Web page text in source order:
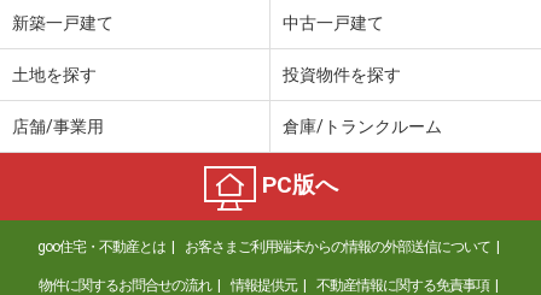
新築一戸建て 中古一戸建て
土地を探す 投資物件を探す
店舗/事業用 倉庫/トランクルーム
PC版へ
goo住宅・不動産とは お客さまご利用端末からの情報の外部送信について
物件に関するお問合せの流れ 情報提供元 不動産情報に関する免責事項